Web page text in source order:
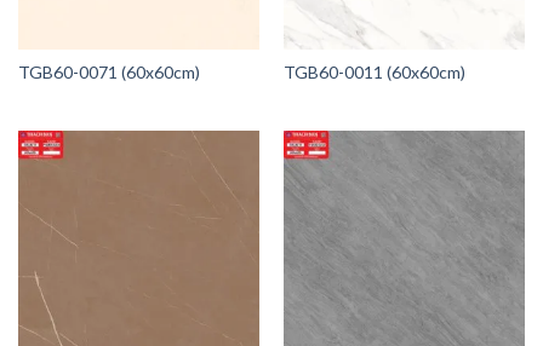
TGB60-0071 (60x60cm) TGB60-0011 (60x60cm)